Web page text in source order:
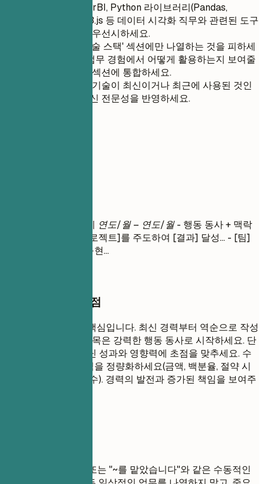
Tableau, PowerBI, Python 라이브러리(Pandas,
Matplotlib), D3.js 등 데이터 시각화 직무와 관련된 도구
및 기술 포함을 우선시하세요.
핵심 역량은 '기술 스택' 섹션에만 나열하는 것을 피하세
요. 대신, 실제 업무 경험에서 어떻게 활용하는지 보여줄
수 있도록 경력 섹션에 통합하세요.
나열된 도구 및 기술이 최신이거나 최근에 사용된 것인
지 확인하여 최신 전문성을 반영하세요.
| 회사명 | 근무지 연도/월 – 연도/월- 행동 동사 + 맥락
+ 결과 (수치화) - [프로젝트]를 주도하여 [결과] 달성... - [팀]
과 협력하여 [기능] 구현...
작성할 때 꼭 챙길 점
이 섹션은 이력서의 핵심입니다. 최신 경력부터 역순으로 작성
하세요(최신순). 각 항목은 강력한 행동 동사로 시작하세요. 단
순한 업무 나열이 아닌 성과와 영향력에 초점을 맞추세요. 수
치를 사용하여 영향력을 정량화하세요(금액, 백분율, 절약 시
간, 영향받은 사용자 수). 경력의 발전과 증가된 책임을 보여주
"~을 담당했습니다" 또는 "~를 맡았습니다"와 같은 수동적인